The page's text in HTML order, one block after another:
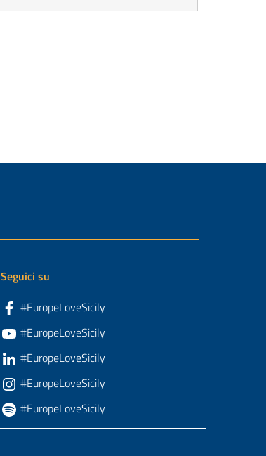
Seguici su
#EuropeLoveSicily
#EuropeLoveSicily
#EuropeLoveSicily
#EuropeLoveSicily
#EuropeLoveSicily